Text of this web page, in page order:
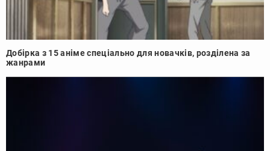
Добірка з 15 аніме спеціально для новачків, розділена за
жанрами